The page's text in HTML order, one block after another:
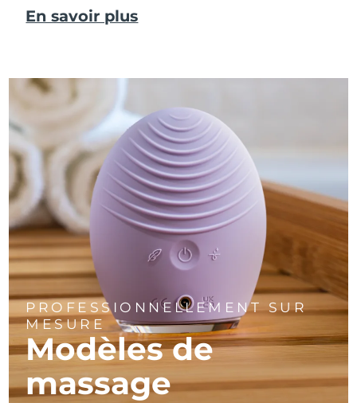
En savoir plus
PROFESSIONNELLEMENT SUR
MESURE
Modèles de
massage